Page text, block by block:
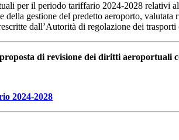
per il periodo tariffario 2024-2028 relativi
gestione del predetto aeroporto,
dall’Autorità di regolazione dei
di revisione dei diritti aeroportuali
2024-2028